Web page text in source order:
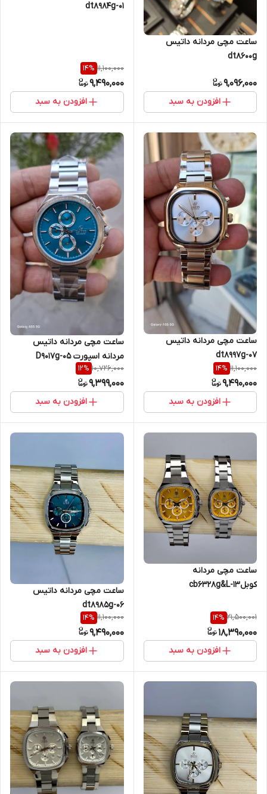
ساعت مچی مردانه داتیس
dt8600g
9,096,000
افزودن به سبد
dt8984g-01
11,100,000
14%
9,490,000
افزودن به سبد
ساعت مچی مردانه داتیس
dt8997g-07
11,100,000
14%
9,490,000
افزودن به سبد
ساعت مچی مردانه داتیس
مردانه اسپورت D9017g-05
10,726,000
12%
9,399,000
افزودن به سبد
ساعت مچی مردانه
کوبلcb6328g&L-13
21,500,001
14%
18,390,000
افزودن به سبد
ساعت مچی مردانه داتیس
dt8985g-06
11,100,000
14%
9,490,000
افزودن به سبد